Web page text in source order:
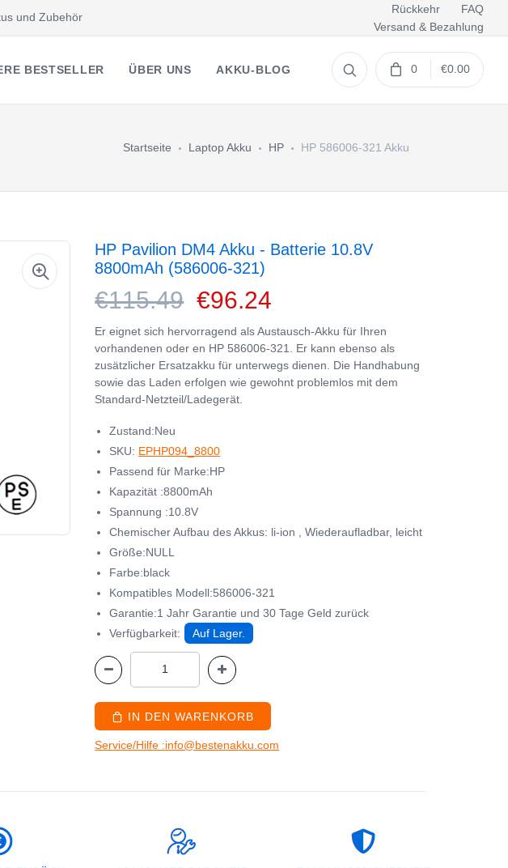
und Zubehör
Rückkehr
FAQ
Versand & Bezahlung
BESTSELLER ÜBER UNS AKKU-BLOG 0 €0.00
Startseite Laptop Akku HP HP 586006-321 Akku
HP Pavilion DM4 Akku - Batterie 10.8V
8800mAh (586006-321)
€115.49€96.24
Er eignet sich hervorragend als Austausch-Akku für Ihren
vorhandenen oder en HP 586006-321. Er kann ebenso als
zusätzlicher Ersatzakku für unterwegs dienen. Die Handhabung
sowie das Laden erfolgen wie gewohnt problemlos mit dem
Standard-Netzteil/Ladegerät.
Zustand:Neu
SKU: EPHP094_8800
Passend für Marke:HP
Kapazität :8800mAh
Spannung :10.8V
Chemischer Aufbau des Akkus: li-ion , Wiederaufladbar, leicht
Größe:NULL
Farbe:black
Kompatibles Modell:586006-321
Garantie:1 Jahr Garantie und 30 Tage Geld zurück
Verfügbarkeit:
Auf Lager.
IN DEN WARENKORB
Service/Hilfe :info@bestenakku.com